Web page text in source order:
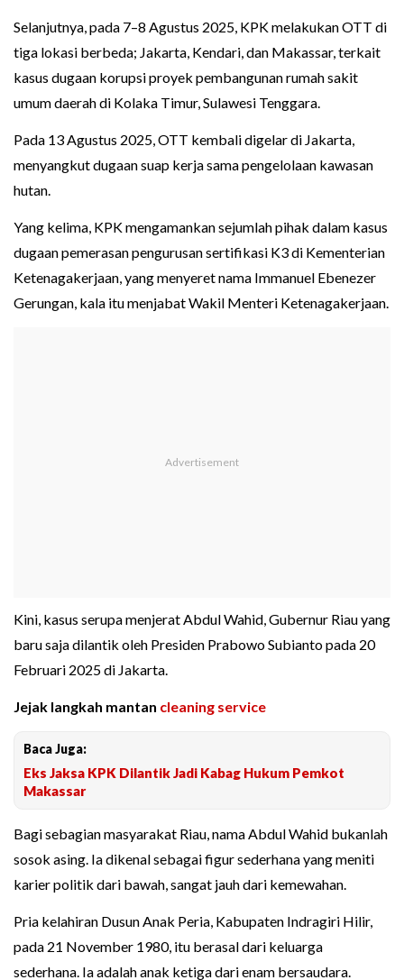
Selanjutnya, pada 7–8 Agustus 2025, KPK melakukan OTT di
tiga lokasi berbeda; Jakarta, Kendari, dan Makassar, terkait
kasus dugaan korupsi proyek pembangunan rumah sakit
umum daerah di Kolaka Timur, Sulawesi Tenggara.
Pada 13 Agustus 2025, OTT kembali digelar di Jakarta,
menyangkut dugaan suap kerja sama pengelolaan kawasan
hutan.
Yang kelima, KPK mengamankan sejumlah pihak dalam kasus
dugaan pemerasan pengurusan sertifikasi K3 di Kementerian
Ketenagakerjaan, yang menyeret nama Immanuel Ebenezer
Gerungan, kala itu menjabat Wakil Menteri Ketenagakerjaan.
Kini, kasus serupa menjerat Abdul Wahid, Gubernur Riau yang
baru saja dilantik oleh Presiden Prabowo Subianto pada 20
Februari 2025 di Jakarta.
Jejak langkah mantan cleaning service
Baca Juga:
Eks Jaksa KPK Dilantik Jadi Kabag Hukum Pemkot
Makassar
Bagi sebagian masyarakat Riau, nama Abdul Wahid bukanlah
sosok asing. Ia dikenal sebagai figur sederhana yang meniti
karier politik dari bawah, sangat jauh dari kemewahan.
Pria kelahiran Dusun Anak Peria, Kabupaten Indragiri Hilir,
pada 21 November 1980, itu berasal dari keluarga
sederhana. Ia adalah anak ketiga dari enam bersaudara.